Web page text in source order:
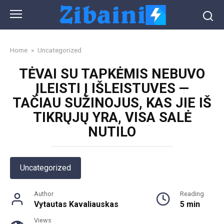
content
Home » Uncategorized
TĖVAI SU TAPKĖMIS NEBUVO
ĮLEISTI Į IŠLEISTUVES —
TAČIAU SUŽINOJUS, KAS JIE IŠ
TIKRŲJŲ YRA, VISA SALĖ
NUTILO
Uncategorized
Author
Vytautas Kavaliauskas
Reading
5 min
Views